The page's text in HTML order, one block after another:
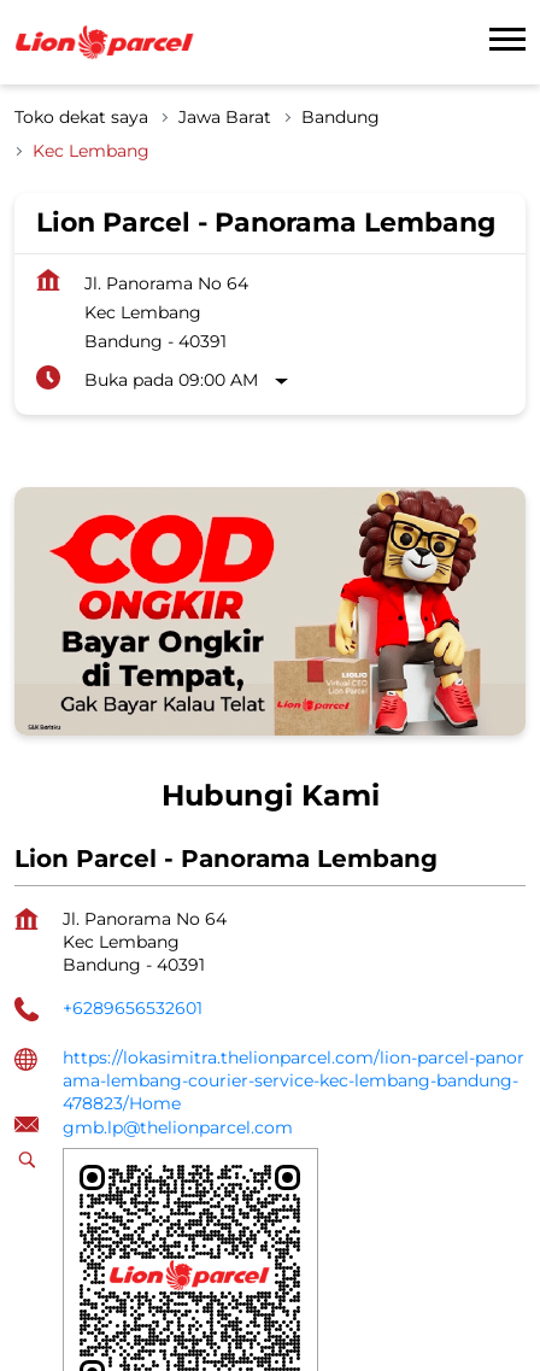
Toko dekat saya Jawa Barat
Bandung
Kec Lembang
Lion Parcel - Panorama Lembang
Jl. Panorama No 64
Kec Lembang
Bandung - 40391
Buka pada 09:00 AM
Hubungi Kami
Lion Parcel - Panorama Lembang
Jl. Panorama No 64
Kec Lembang
Bandung - 40391
+6289656532601
https://lokasimitra.thelionparcel.com/lion-parcel-panor
ama-lembang-courier-service-kec-lembang-bandung-
478823/Home
gmb.lp@thelionparcel.com